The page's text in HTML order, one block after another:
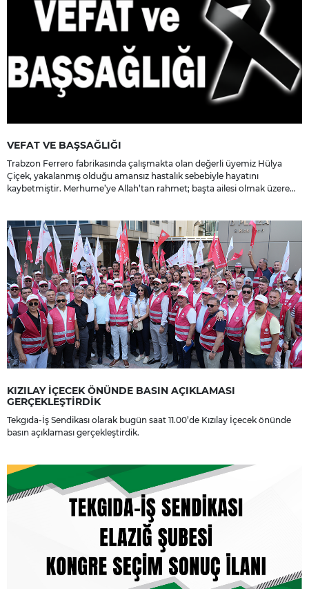
VEFAT VE BAŞSAĞLIĞI
Trabzon Ferrero fabrikasında çalışmakta olan değerli üyemiz Hülya
Çiçek, yakalanmış olduğu amansız hastalık sebebiyle hayatını
kaybetmiştir. Merhume’ye Allah’tan rahmet; başta ailesi olmak üzere
KIZILAY İÇECEK ÖNÜNDE BASIN AÇIKLAMASI
GERÇEKLEŞTİRDİK
Tekgıda-İş Sendikası olarak bugün saat 11.00’de Kızılay İçecek önünde
basın açıklaması gerçekleştirdik.